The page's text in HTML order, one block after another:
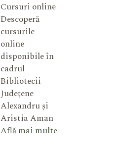
Cursuri online
Descoperă
cursurile
online
disponibile în
cadrul
Bibliotecii
Județene
Alexandru și
Aristia Aman
Află mai multe